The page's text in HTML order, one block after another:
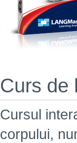
Curs de
Cursul
corpului,